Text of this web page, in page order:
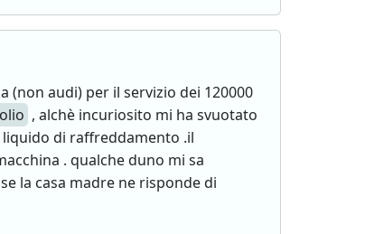
(non audi) per il servizio dei 120000
olio , alchè incuriosito mi ha svuotato
di raffreddamento .il
. qualche duno mi sa
la casa madre ne risponde di